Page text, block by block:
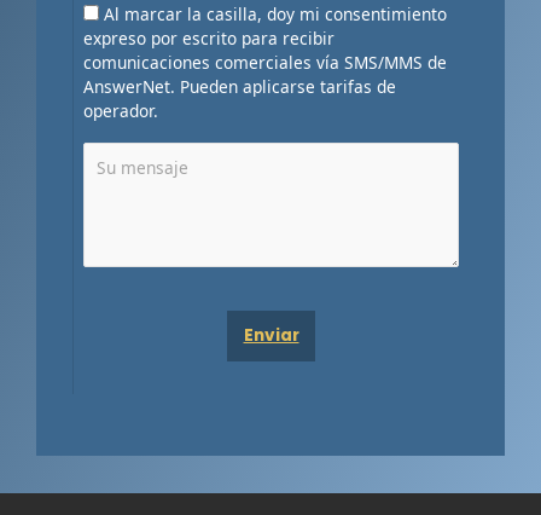
Al marcar la casilla, doy mi consentimiento
expreso por escrito para recibir
comunicaciones comerciales vía SMS/MMS de
AnswerNet. Pueden aplicarse tarifas de
operador.